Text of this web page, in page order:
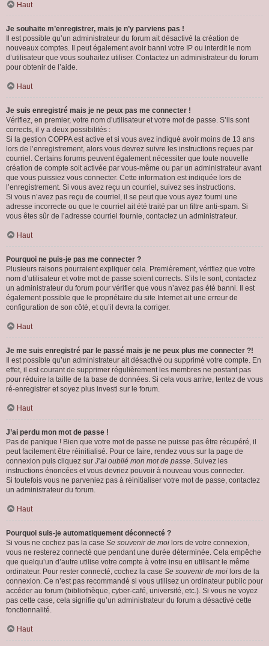
Haut
Je souhaite m’enregistrer, mais je n’y parviens pas !
Il est possible qu’un administrateur du forum ait désactivé la création de
nouveaux comptes. Il peut également avoir banni votre IP ou interdit le nom
d’utilisateur que vous souhaitez utiliser. Contactez un administrateur du forum
pour obtenir de l’aide.
Haut
Je suis enregistré mais je ne peux pas me connecter !
Vérifiez, en premier, votre nom d’utilisateur et votre mot de passe. S’ils sont
corrects, il y a deux possibilités :
Si la gestion COPPA est active et si vous avez indiqué avoir moins de 13 ans
lors de l’enregistrement, alors vous devrez suivre les instructions reçues par
courriel. Certains forums peuvent également nécessiter que toute nouvelle
création de compte soit activée par vous-même ou par un administrateur avant
que vous puissiez vous connecter. Cette information est indiquée lors de
l’enregistrement. Si vous avez reçu un courriel, suivez ses instructions.
Si vous n’avez pas reçu de courriel, il se peut que vous ayez fourni une
adresse incorrecte ou que le courriel ait été traité par un filtre anti-spam. Si
vous êtes sûr de l’adresse courriel fournie, contactez un administrateur.
Haut
Pourquoi ne puis-je pas me connecter ?
Plusieurs raisons pourraient expliquer cela. Premièrement, vérifiez que votre
nom d’utilisateur et votre mot de passe soient corrects. S’ils le sont, contactez
un administrateur du forum pour vérifier que vous n’avez pas été banni. Il est
également possible que le propriétaire du site Internet ait une erreur de
configuration de son côté, et qu’il devra la corriger.
Haut
Je me suis enregistré par le passé mais je ne peux plus me connecter ?!
Il est possible qu’un administrateur ait désactivé ou supprimé votre compte. En
effet, il est courant de supprimer régulièrement les membres ne postant pas
pour réduire la taille de la base de données. Si cela vous arrive, tentez de vous
ré-enregistrer et soyez plus investi sur le forum.
Haut
J’ai perdu mon mot de passe !
Pas de panique ! Bien que votre mot de passe ne puisse pas être récupéré, il
peut facilement être réinitialisé. Pour ce faire, rendez vous sur la page de
connexion puis cliquez sur J’ai oublié mon mot de passe. Suivez les
instructions énoncées et vous devriez pouvoir à nouveau vous connecter.
Si toutefois vous ne parveniez pas à réinitialiser votre mot de passe, contactez
un administrateur du forum.
Haut
Pourquoi suis-je automatiquement déconnecté ?
Si vous ne cochez pas la case Se souvenir de moi lors de votre connexion,
vous ne resterez connecté que pendant une durée déterminée. Cela empêche
que quelqu’un d’autre utilise votre compte à votre insu en utilisant le même
ordinateur. Pour rester connecté, cochez la case Se souvenir de moi lors de la
connexion. Ce n’est pas recommandé si vous utilisez un ordinateur public pour
accéder au forum (bibliothèque, cyber-café, université, etc.). Si vous ne voyez
pas cette case, cela signifie qu’un administrateur du forum a désactivé cette
fonctionnalité.
Haut